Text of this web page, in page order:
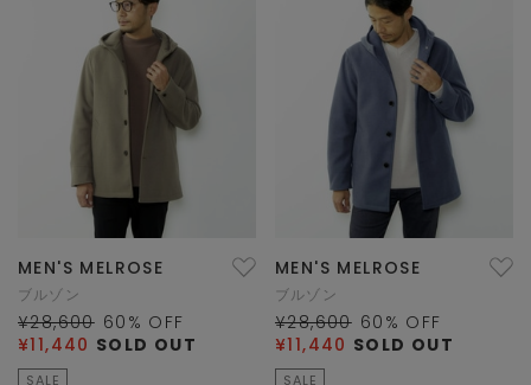
MEN'S MELROSE
ブルゾン
¥28,600 60 % OFF
¥11,440 SOLD OUT
SALE
MEN'S MELROSE
ブルゾン
¥28,600 60 % OFF
¥11,440 SOLD OUT
SALE